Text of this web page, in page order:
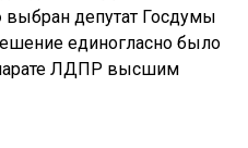
выбран депутат Госдумы
единогласно было
ЛДПР высшим